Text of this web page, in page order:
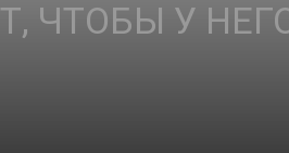
ЧТОБЫ У